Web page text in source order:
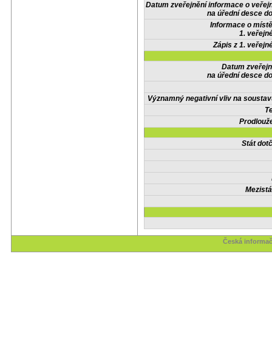
Datum zveřejnění informace o
na úřední desce
Informace o
1.
Zápis z 1.
Datum
na úřední desce
Významný negativní vliv na
Stát
Česká